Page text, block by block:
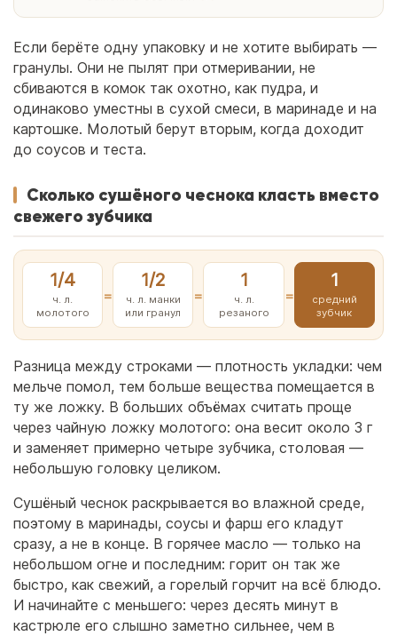
Если берёте одну упаковку и не хотите выбирать —
гранулы. Они не пылят при отмеривании, не
сбиваются в комок так охотно, как пудра, и
одинаково уместны в сухой смеси, в маринаде и на
картошке. Молотый берут вторым, когда доходит
до соусов и теста.
Сколько сушёного чеснока класть вместо
свежего зубчика
1/4
ч. л.
молотого
=
1/2
ч. л. манки
или гранул
=
1
ч. л.
резаного
=
1
средний
зубчик
Разница между строками — плотность укладки: чем
мельче помол, тем больше вещества помещается в
ту же ложку. В больших объёмах считать проще
через чайную ложку молотого: она весит около 3 г
и заменяет примерно четыре зубчика, столовая —
небольшую головку целиком.
Сушёный чеснок раскрывается во влажной среде,
поэтому в маринады, соусы и фарш его кладут
сразу, а не в конце. В горячее масло — только на
небольшом огне и последним: горит он так же
быстро, как свежий, а горелый горчит на всё блюдо.
И начинайте с меньшего: через десять минут в
кастрюле его слышно заметно сильнее, чем в